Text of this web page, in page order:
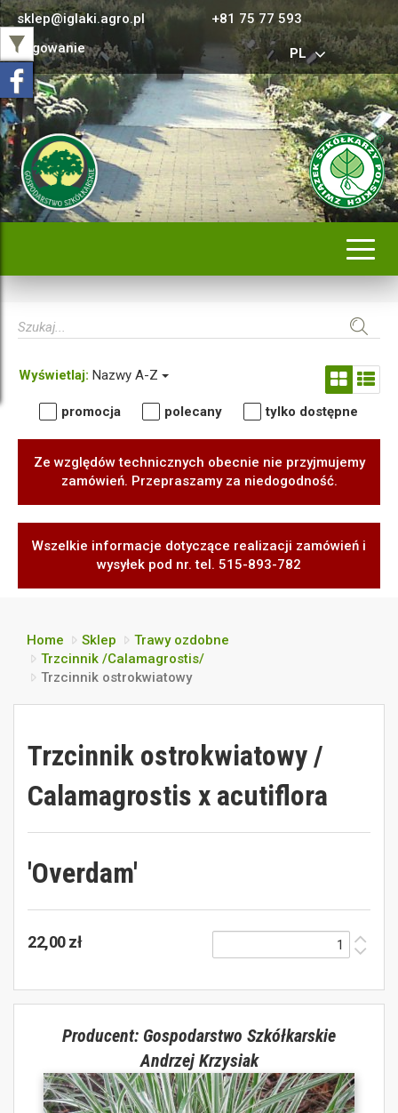
sklep@iglaki.agro.pl
+81 75 77 593
Logowanie
PL
Wyświetlaj: Nazwy A-Z
promocja polecany tylko dostępne
Ze względów technicznych obecnie nie przyjmujemy
zamówień. Przepraszamy za niedogodność.
Wszelkie informacje dotyczące realizacji zamówień i
wysyłek pod nr. tel. 515-893-782
Home Sklep
Trawy ozdobne
Trzcinnik /Calamagrostis/
Trzcinnik ostrokwiatowy
Trzcinnik ostrokwiatowy /
Calamagrostis x acutiflora
'Overdam'
22,00 zł
Producent: Gospodarstwo Szkółkarskie
Andrzej Krzysiak